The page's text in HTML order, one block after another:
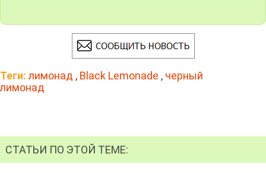
Теги: лимонад , Black Lemonade , черный
лимонад
СТАТЬИ ПО ЭТОЙ ТЕМЕ: